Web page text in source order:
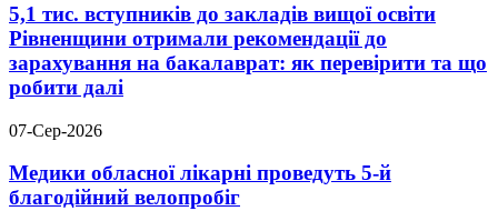
5,1 тис. вступників до закладів вищої освіти
Рівненщини отримали рекомендації до
зарахування на бакалаврат: як перевірити та що
робити далі
07-Сер-2026
Медики обласної лікарні проведуть 5-й
благодійний велопробіг